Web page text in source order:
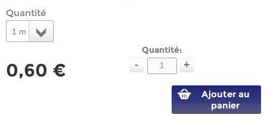
Quantité
1 m
0,60 €
Quantité:
- +
Ajouter au
panier